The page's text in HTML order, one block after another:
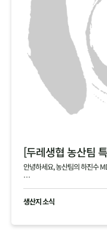
안녕하세요, 농산팀의 하진수
오늘은 제가 김장 시즌의 숨은
으로서 감동과 진심을 담아 소식
생산지 소식